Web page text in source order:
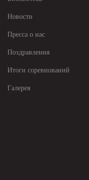
Новости
Пресса о нас
Поздравления
Итоги соревнований
Галерея